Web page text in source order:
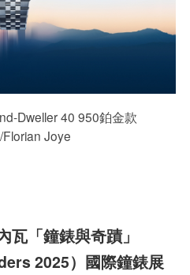
Dweller 40 950鉑金款
Joye
瓦「鐘錶與奇蹟」
2025）國際鐘錶展